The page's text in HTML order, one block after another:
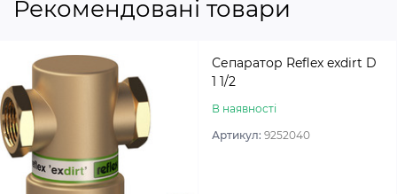
Рекомендовані товари
Сепаратор Reflex exdirt D
1 1/2
В наявності
Артикул: 9252040